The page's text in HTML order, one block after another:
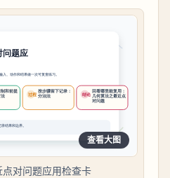
查看大图
对问题应用检查卡